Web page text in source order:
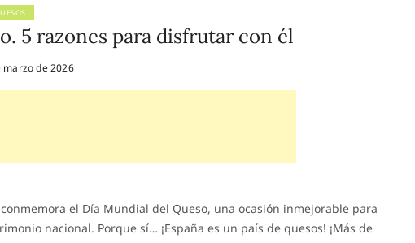
5 razones para disfrutar con él
de 2026
el Día Mundial del Queso, una ocasión inmejorable para
nacional. Porque sí… ¡España es un país de quesos! ¡Más de